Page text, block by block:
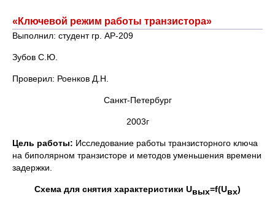
«Ключевой режим работы транзистора»
Выполнил: студент гр. АР-209
Зубов С.Ю.
Проверил: Роенков Д.Н.
Санкт-Петербург
2003г
Цель работы: Исследование работы транзисторного ключа
на биполярном транзисторе и методов уменьшения времени
задержки.
Схема для снятия характеристики Uвых=f(Uвх)